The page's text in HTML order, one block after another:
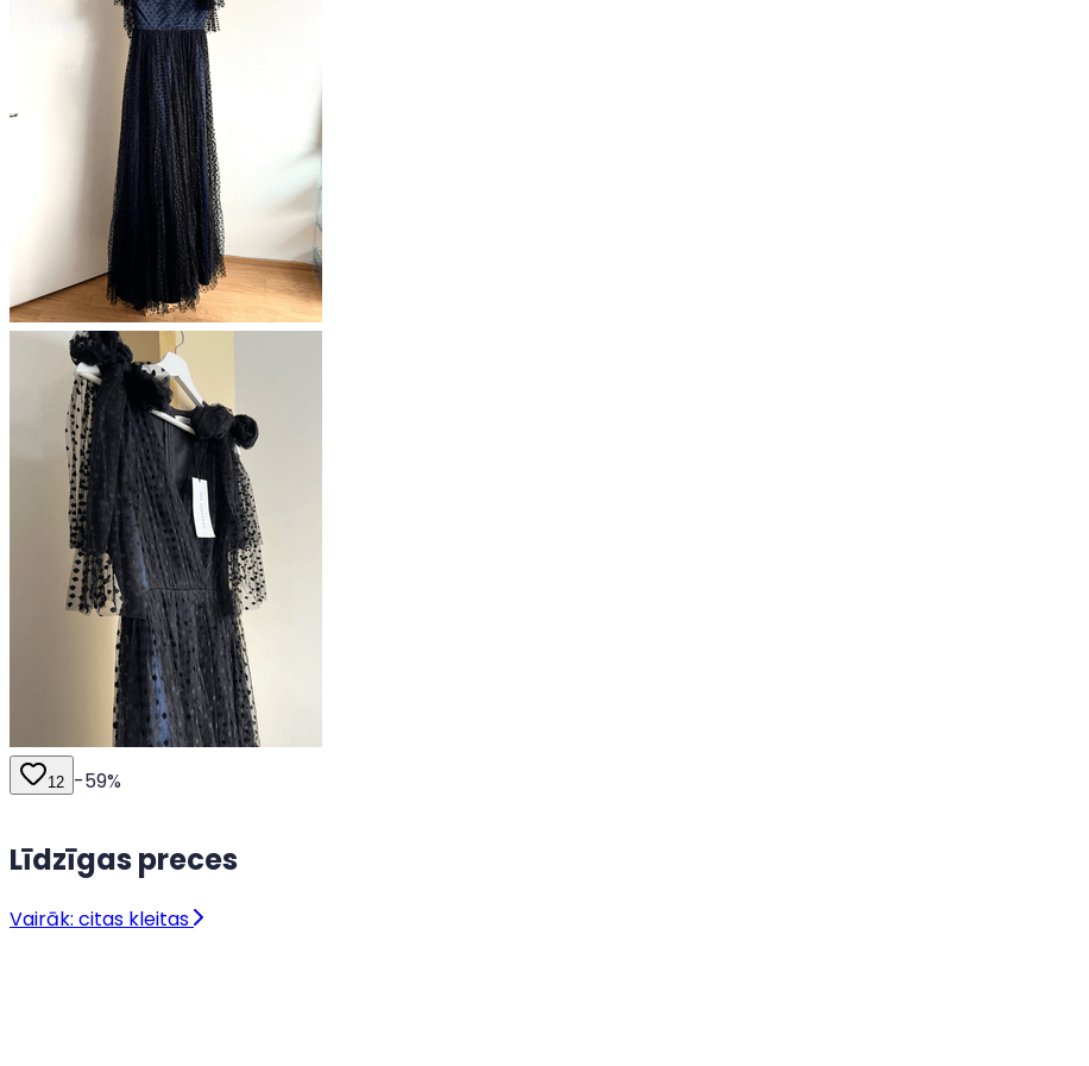
12 -59%
Līdzīgas preces
Vairāk: citas kleitas